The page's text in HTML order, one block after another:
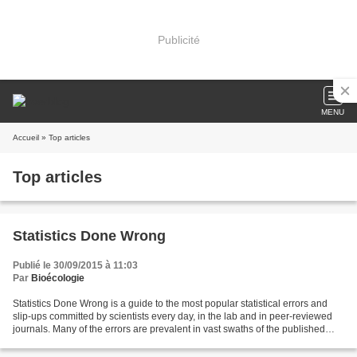
Publicité
MENU
Accueil » Top articles
Top articles
Statistics Done Wrong
Publié le 30/09/2015 à 11:03
Par Bioécologie
Statistics Done Wrong is a guide to the most popular statistical errors and
slip-ups committed by scientists every day, in the lab and in peer-reviewed
journals. Many of the errors are prevalent in vast swaths of the published